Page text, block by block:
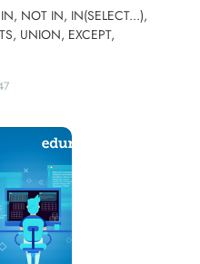
NOT IN, IN(SELECT...),
UNION, EXCEPT,